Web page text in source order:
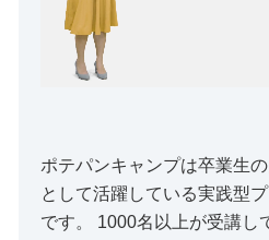
ポテパンキャンプは卒業生
として活躍している実践型
です。 1000名以上が受講し